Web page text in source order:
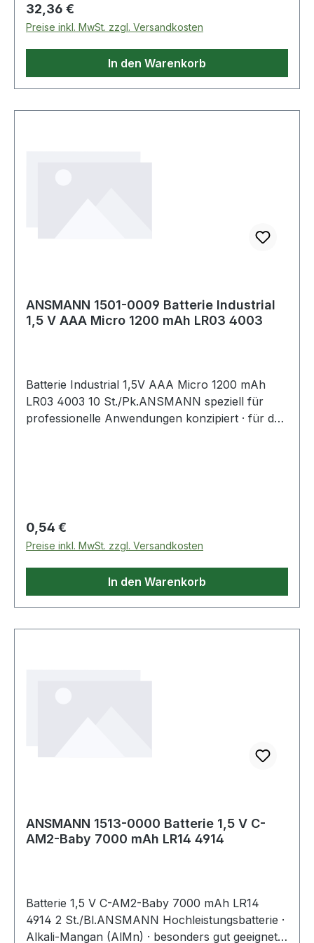
Akku Analyse, Schnellladung, IQ-Abschaltung,
Top-Off Ladung, Erhaltungsladung) · für den 9V
E-Block gibt es zusätzlich die Funktionen des
Kapazitätsschnelltests Weitere technische
Regulärer Preis:
32,36 €
Preise inkl. MwSt. zzgl. Versandkosten
In den Warenkorb
ANSMANN 1501-0009 Batterie Industrial
1,5 V AAA Micro 1200 mAh LR03 4003
Batterie Industrial 1,5V AAA Micro 1200 mAh
LR03 4003 10 St./Pk.ANSMANN speziell für
professionelle Anwendungen konzipiert · für den
Regulärer Preis:
0,54 €
Preise inkl. MwSt. zzgl. Versandkosten
In den Warenkorb
ANSMANN 1513-0000 Batterie 1,5 V C-
AM2-Baby 7000 mAh LR14 4914
Batterie 1,5 V C-AM2-Baby 7000 mAh LR14
4914 2 St./Bl.ANSMANN Hochleistungsbatterie ·
Alkali-Mangan (AlMn) · besonders gut geeignet